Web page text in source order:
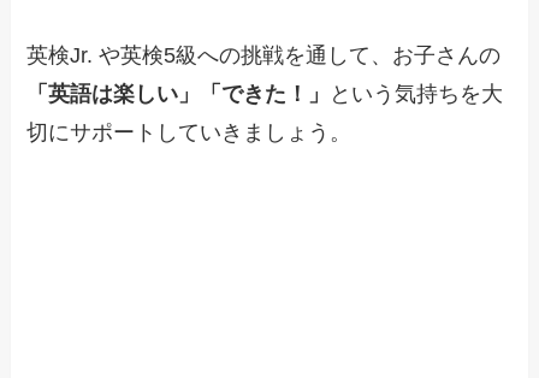
英検Jr. や英検5級への挑戦を通して、お子さんの
「英語は楽しい」「できた！」
という気持ちを大
切にサポートしていきましょう。